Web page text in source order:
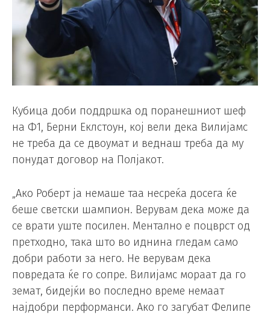
Кубица доби поддршка од поранешниот шеф
на Ф1, Берни Еклстоун, кој вели дека Вилијамс
не треба да се двоумат и веднаш треба да му
понудат договор на Полјакот.
„Ако Роберт ја немаше таа несреќа досега ќе
беше светски шампион. Верувам дека може да
се врати уште посилен. Ментално е поцврст од
претходно, така што во иднина гледам само
добри работи за него. Не верувам дека
повредата ќе го сопре. Вилијамс мораат да го
земат, бидејќи во последно време немаат
најдобри перформанси. Ако го загубат Фелипе